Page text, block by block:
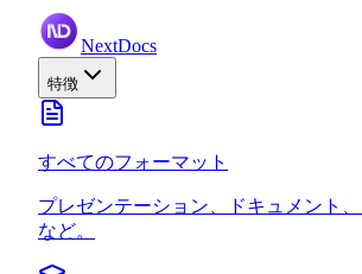
NextDocs
特徴
すべてのフォーマット
プレゼンテーション、ドキュメント
など。